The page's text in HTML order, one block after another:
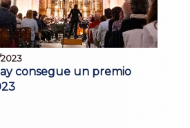
consegue un premio